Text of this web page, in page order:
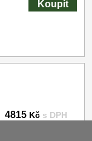
Koupit
4815 Kč s DPH